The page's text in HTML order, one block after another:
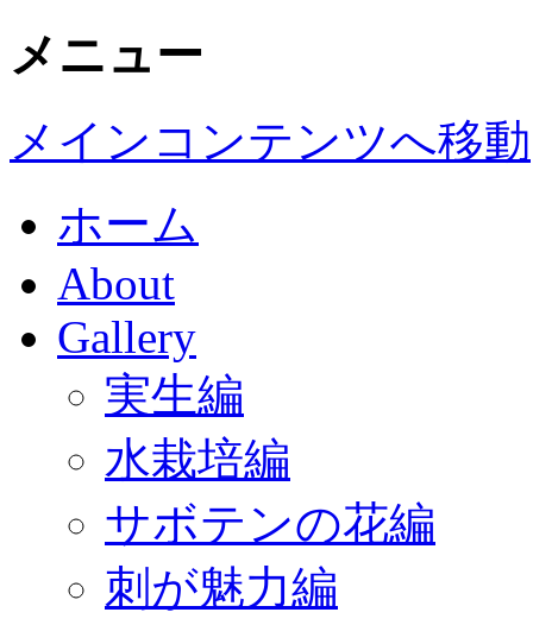
メニュー
メインコンテンツへ移動
ホーム
About
Gallery
実生編
水栽培編
サボテンの花編
刺が魅力編